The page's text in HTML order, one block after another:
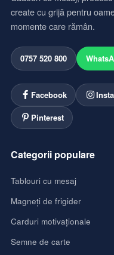
create cu grijă pentru
momente care rămân.
0757 520 800
Facebook
Pinterest
Categorii populare
Tablouri cu mesaj
Magneți de frigider
Carduri motivaționale
Semne de carte